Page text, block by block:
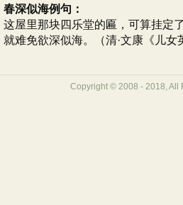
春深似海例句：
这屋里那块四乐堂的匾，可算挂定
就难免欲深似海。（清·文康《儿女
Copyright © 2008 - 2018, All